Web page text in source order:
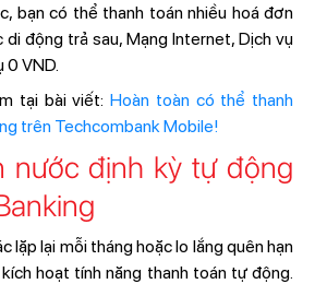
bạn có thể thanh toán nhiều hoá đơn
động trả sau, Mạng Internet, Dịch vụ
0 VND.
tại bài viết:Hoàn toàn có thể thanh
trên Techcombank Mobile!
nước định kỳ tự động
lặp lại mỗi tháng hoặc lo lắng quên hạn
hoạt tính năng thanh toán tự động.